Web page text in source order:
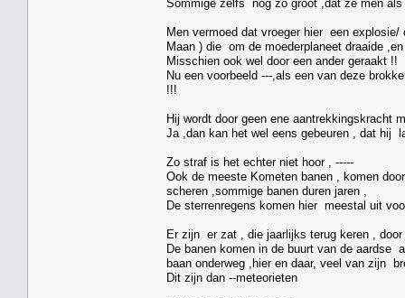
Sommige zelfs nog zo groot ,dat ze men als
Men vermoed dat vroeger hier een
Maan ) die om de moederplaneet draaide
Misschien ook wel door een ander geraakt !!
Nu een voorbeeld ---,als een van deze
!!!
Hij wordt door geen ene aantrekkingskracht
Ja ,dan kan het wel eens gebeuren , dat hij
Zo straf is het echter niet hoor , -----
Ook de meeste Kometen banen , komen
scheren ,sommige banen duren jaren ,
De sterrenregens komen hier meestal uit
Er zijn er zat , die jaarlijks terug keren ,
De banen komen in de buurt van de aardse
baan onderweg ,hier en daar, veel van zijn
Dit zijn dan --meteorieten